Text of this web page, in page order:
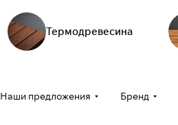
Термодревесина
Наши предложения Бренд